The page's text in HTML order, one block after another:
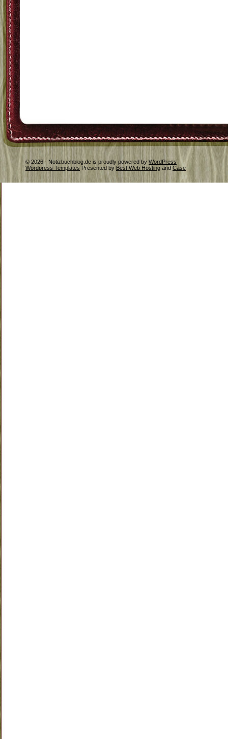
© 2026 - Notizbuchblog.de is proudly powered by WordPress
Wordpress Templates Presented by Best Web Hosting and Case